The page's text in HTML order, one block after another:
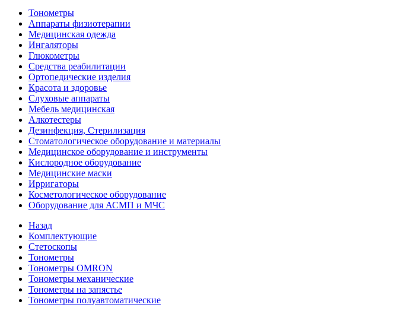
Тонометры
Аппараты физиотерапии
Медицинская одежда
Ингаляторы
Глюкометры
Средства реабилитации
Ортопедические изделия
Красота и здоровье
Слуховые аппараты
Мебель медицинская
Алкотестеры
Дезинфекция, Стерилизация
Стоматологическое оборудование и материалы
Медицинское оборудование и инструменты
Кислородное оборудование
Медицинские маски
Ирригаторы
Косметологическое оборудование
Оборудование для АСМП и МЧС
Назад
Комплектующие
Стетоскопы
Тонометры
Тонометры OMRON
Тонометры механические
Тонометры на запястье
Тонометры полуавтоматические